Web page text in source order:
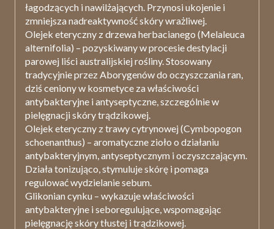
łagodzących i nawilżających. Przynosi ukojenie i
zmniejsza nadreaktywność skóry wrażliwej.
Olejek eteryczny z drzewa herbacianego (Melaleuca
alternifolia) – pozyskiwany w procesie destylacji
parowej liści australijskiej rośliny. Stosowany
tradycyjnie przez Aborygenów do oczyszczania ran,
dziś ceniony w kosmetyce za właściwości
antybakteryjne i antyseptyczne, szczególnie w
pielęgnacji skóry trądzikowej.
Olejek eteryczny z trawy cytrynowej (Cymbopogon
schoenanthus) – aromatyczne zioło o działaniu
antybakteryjnym, antyseptycznym i oczyszczającym.
Działa tonizująco, stymuluje skórę i pomaga
regulować wydzielanie sebum.
Glikonian cynku – wykazuje właściwości
antybakteryjne i seboregulujące, wspomagając
pielęgnację skóry tłustej i trądzikowej.